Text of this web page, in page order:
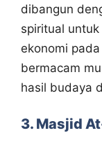
dibangun
spiritual
ekonomi
bermacam
hasil budaya
3. Masjid